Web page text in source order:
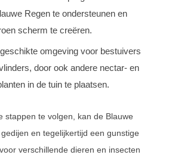
Regen te ondersteunen en
scherm te creëren.
omgeving voor bestuivers
door ook andere nectar- en
in de tuin te plaatsen.
stappen te volgen, kan de Blauwe
en tegelijkertijd een gunstige
verschillende dieren en insecten